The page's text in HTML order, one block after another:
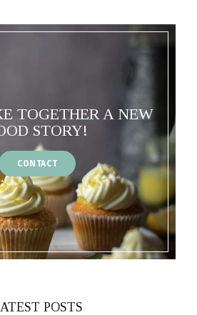
TOGETHER A NEW
STORY!
CONTACT
POSTS